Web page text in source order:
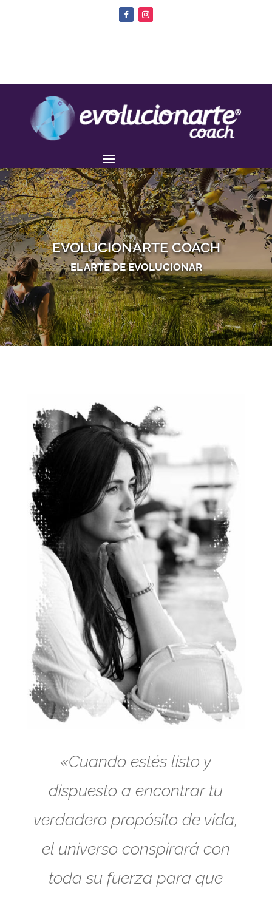
EVOLUCIONARTE COACH
EL ARTE DE EVOLUCIONAR
«Cuando estés listo y
dispuesto a encontrar tu
verdadero propósito de vida,
el universo conspirará con
toda su fuerza para que